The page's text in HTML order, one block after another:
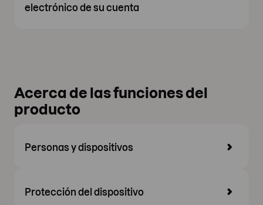
electrónico de su cuenta
Acerca de las funciones del
producto
Personas y dispositivos
Protección del dispositivo